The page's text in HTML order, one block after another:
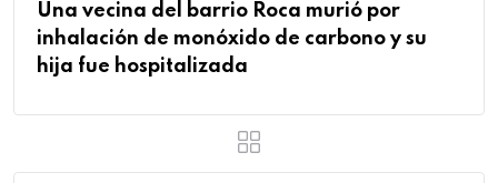
Una vecina del barrio Roca murió por
inhalación de monóxido de carbono y su
hija fue hospitalizada